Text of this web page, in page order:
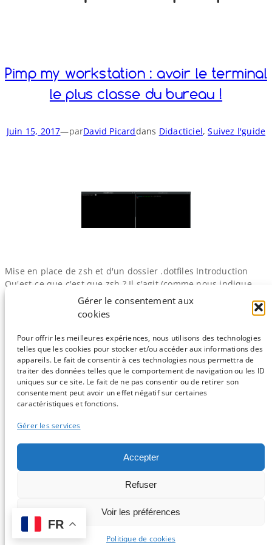
Gérer le consentement aux
cookies
Pour offrir les meilleures expériences, nous utilisons des technologies
telles que les cookies pour stocker et/ou accéder aux informations des
appareils. Le fait de consentir à ces technologies nous permettra de
traiter des données telles que le comportement de navigation ou les ID
uniques sur ce site. Le fait de ne pas consentir ou de retirer son
consentement peut avoir un effet négatif sur certaines
caractéristiques et fonctions.
Gérer les services
Accepter
Refuser
Voir les préférences
Politique de cookies
Pimp my workstation : avoir le terminal
le plus classe du bureau !
Juin 15, 2017—parDavid Picarddans Didacticiel, Suivez l'guide
Mise en place de zsh et d'un dossier .dotfiles Introduction
Qu'est-ce que c'est que zsh ? Il s'agit (comme nous indique
aimablement sa page Wikipédia) d'un shell unix. En gros, il
s'agit d'un remplaçant potentiel pour votre vénérable
installer zsh, alors que j'ai déjà bash ? zsh a…
Sauf mention contraire, tous les articles du blog sont sous licence
Vous souhaitez participer ?
Contactez nous !
Logo et design par Isabelle Stévant & Gwenaelle Lemoine -
Politique de confidentialité
FR